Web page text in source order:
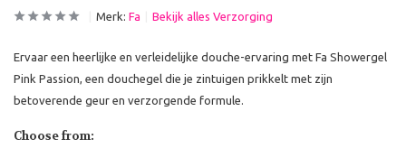
Merk: Fa Bekijk alles Verzorging
Ervaar een heerlijke en verleidelijke douche-ervaring met Fa Showergel
Pink Passion, een douchegel die je zintuigen prikkelt met zijn
betoverende geur en verzorgende formule.
Choose from: